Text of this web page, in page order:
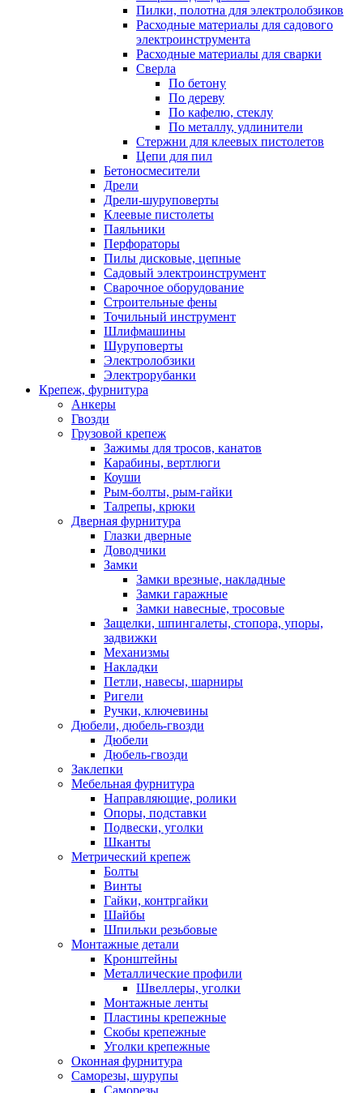
Пилки, полотна для электролобзиков
Расходные материалы для садового
электроинструмента
Расходные материалы для сварки
Сверла
По бетону
По дереву
По кафелю, стеклу
По металлу, удлинители
Стержни для клеевых пистолетов
Цепи для пил
Бетоносмесители
Дрели
Дрели-шуруповерты
Клеевые пистолеты
Паяльники
Перфораторы
Пилы дисковые, цепные
Садовый электроинструмент
Сварочное оборудование
Строительные фены
Точильный инструмент
Шлифмашины
Шуруповерты
Электролобзики
Электрорубанки
Крепеж, фурнитура
Анкеры
Гвозди
Грузовой крепеж
Зажимы для тросов, канатов
Карабины, вертлюги
Коуши
Рым-болты, рым-гайки
Талрепы, крюки
Дверная фурнитура
Глазки дверные
Доводчики
Замки
Замки врезные, накладные
Замки гаражные
Замки навесные, тросовые
Защелки, шпингалеты, стопора, упоры,
задвижки
Механизмы
Накладки
Петли, навесы, шарниры
Ригели
Ручки, ключевины
Дюбели, дюбель-гвозди
Дюбели
Дюбель-гвозди
Заклепки
Мебельная фурнитура
Направляющие, ролики
Опоры, подставки
Подвески, уголки
Шканты
Метрический крепеж
Болты
Винты
Гайки, контргайки
Шайбы
Шпильки резьбовые
Монтажные детали
Кронштейны
Металлические профили
Швеллеры, уголки
Монтажные ленты
Пластины крепежные
Скобы крепежные
Уголки крепежные
Оконная фурнитура
Саморезы, шурупы
Саморезы